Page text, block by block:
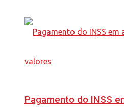
Pagamento do INSS